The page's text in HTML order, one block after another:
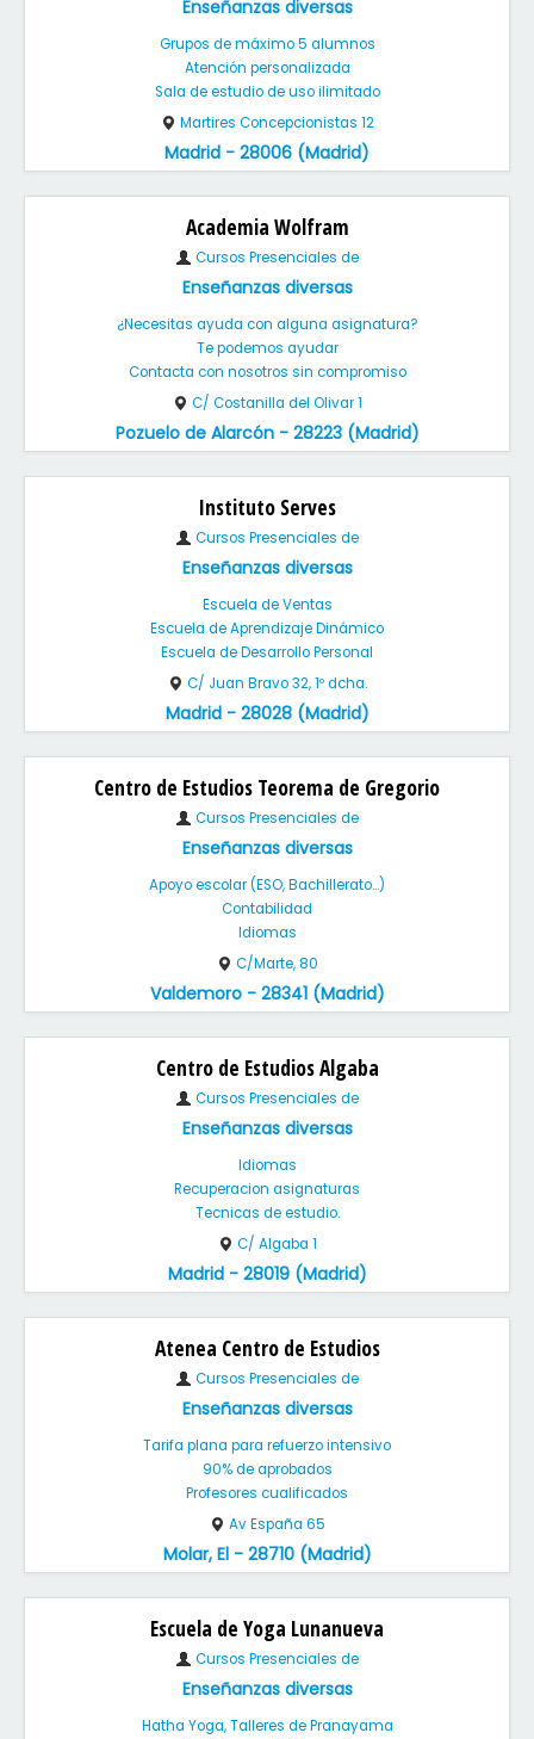
Enseñanzas diversas
Grupos de máximo 5 alumnos
Atención personalizada
Sala de estudio de uso ilimitado
Martires Concepcionistas 12
Madrid - 28006 (Madrid)
Academia Wolfram
Cursos Presenciales de
Enseñanzas diversas
¿Necesitas ayuda con alguna asignatura?
Te podemos ayudar
Contacta con nosotros sin compromiso
C/ Costanilla del Olivar 1
Pozuelo de Alarcón - 28223 (Madrid)
Instituto Serves
Cursos Presenciales de
Enseñanzas diversas
Escuela de Ventas
Escuela de Aprendizaje Dinámico
Escuela de Desarrollo Personal
C/ Juan Bravo 32, 1º dcha.
Madrid - 28028 (Madrid)
Centro de Estudios Teorema de Gregorio
Cursos Presenciales de
Enseñanzas diversas
Apoyo escolar (ESO, Bachillerato...)
Contabilidad
Idiomas
C/Marte, 80
Valdemoro - 28341 (Madrid)
Centro de Estudios Algaba
Cursos Presenciales de
Enseñanzas diversas
Idiomas
Recuperacion asignaturas
Tecnicas de estudio.
C/ Algaba 1
Madrid - 28019 (Madrid)
Atenea Centro de Estudios
Cursos Presenciales de
Enseñanzas diversas
Tarifa plana para refuerzo intensivo
90% de aprobados
Profesores cualificados
Av España 65
Molar, El - 28710 (Madrid)
Escuela de Yoga Lunanueva
Cursos Presenciales de
Enseñanzas diversas
Hatha Yoga, Talleres de Pranayama